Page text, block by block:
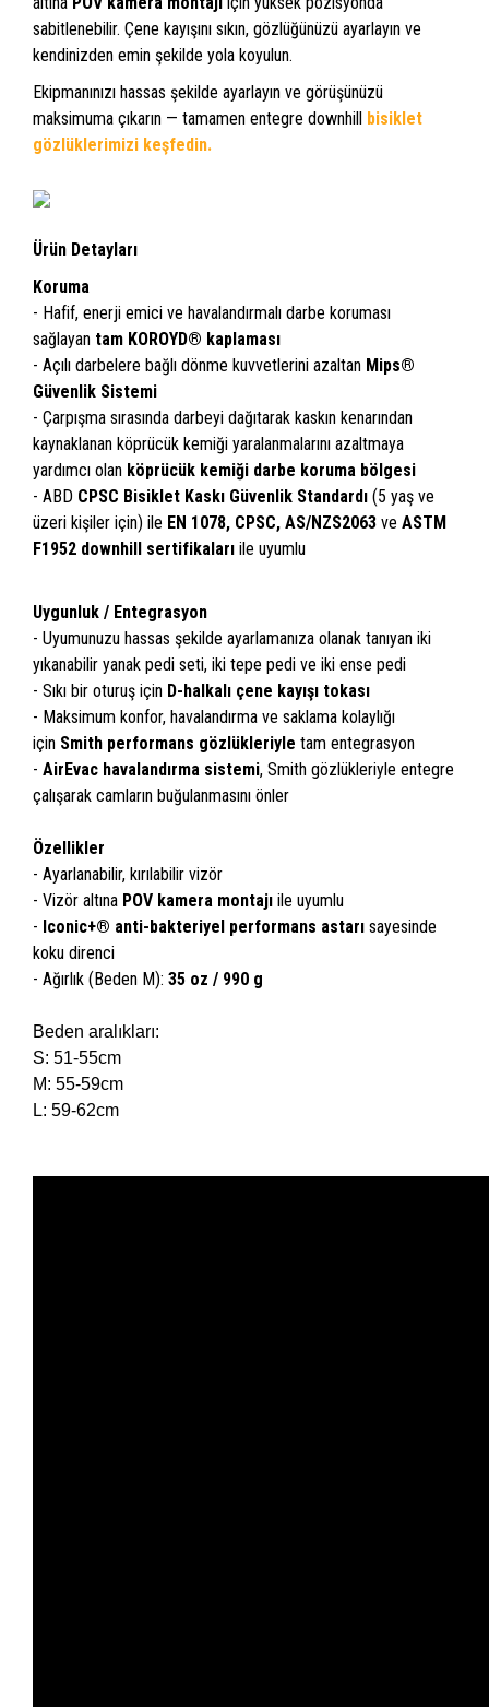
sabitlenebilir. Çene kayışını sıkın, gözlüğünüzü ayarlayın ve
kendinizden emin şekilde yola koyulun.
Ekipmanınızı hassas şekilde ayarlayın ve görüşünüzü
maksimuma çıkarın — tamamen entegre downhill bisiklet
gözlüklerimizi keşfedin.
Ürün Detayları
Koruma
- Hafif, enerji emici ve havalandırmalı darbe koruması
sağlayan tam KOROYD® kaplaması
- Açılı darbelere bağlı dönme kuvvetlerini azaltan Mips®
Güvenlik Sistemi
- Çarpışma sırasında darbeyi dağıtarak kaskın kenarından
kaynaklanan köprücük kemiği yaralanmalarını azaltmaya
yardımcı olan köprücük kemiği darbe koruma bölgesi
- ABD CPSC Bisiklet Kaskı Güvenlik Standardı (5 yaş ve
üzeri kişiler için) ile EN 1078, CPSC, AS/NZS2063 ve ASTM
F1952 downhill sertifikaları ile uyumlu
Uygunluk / Entegrasyon
- Uyumunuzu hassas şekilde ayarlamanıza olanak tanıyan iki
yıkanabilir yanak pedi seti, iki tepe pedi ve iki ense pedi
- Sıkı bir oturuş için D-halkalı çene kayışı tokası
- Maksimum konfor, havalandırma ve saklama kolaylığı
için Smith performans gözlükleriyle tam entegrasyon
- AirEvac havalandırma sistemi, Smith gözlükleriyle entegre
çalışarak camların buğulanmasını önler
Özellikler
- Ayarlanabilir, kırılabilir vizör
- Vizör altına POV kamera montajı ile uyumlu
- Iconic+® anti-bakteriyel performans astarı sayesinde
koku direnci
- Ağırlık (Beden M): 35 oz / 990 g
Beden aralıkları:
S: 51-55cm
M: 55-59cm
L: 59-62cm